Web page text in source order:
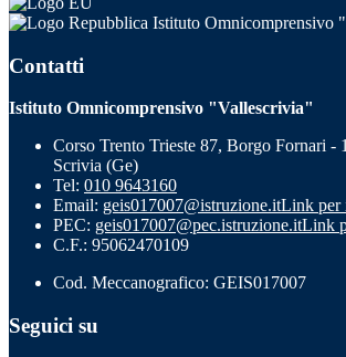
Istituto Omnicomprensivo
Contatti
Istituto Omnicomprensivo "Vallescrivia"
Corso Trento Trieste 87, Borgo Fornari -
Scrivia (Ge)
Tel: 010 9643160
Email: geis017007@istruzione.itLink per
PEC: geis017007@pec.istruzione.itLink
C.F.: 95062470109
Cod. Meccanografico: GEIS017007
Seguici su